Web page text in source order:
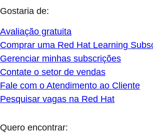
Gostaria de:
Avaliação gratuita
Comprar uma Red Hat Learning
Gerenciar minhas subscrições
Contate o setor de vendas
Fale com o Atendimento ao Cliente
Pesquisar vagas na Red Hat
Quero encontrar: